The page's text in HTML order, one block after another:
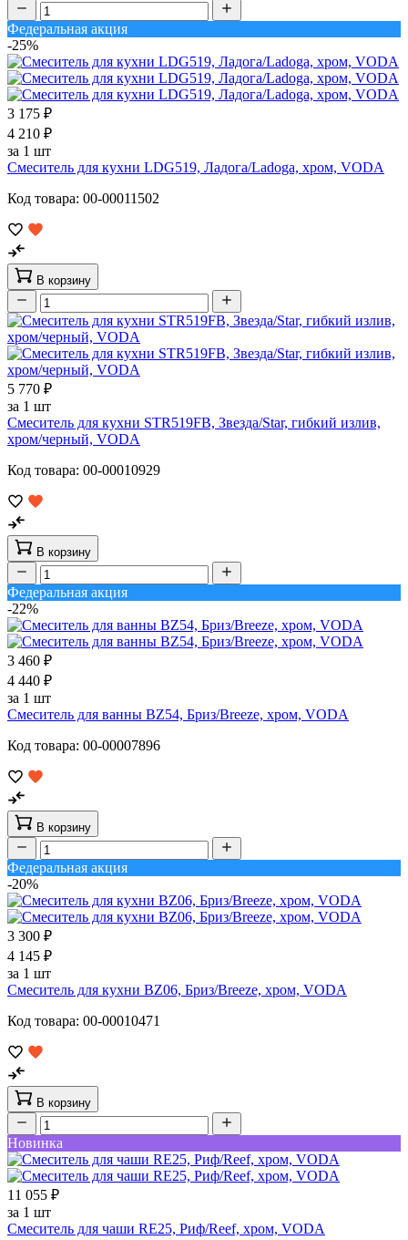
Федеральная акция
-25%
3 175 ₽
4 210 ₽
за 1 шт
Смеситель для кухни LDG519, Ладога/Ladoga, хром, VODA
Код товара: 00-00011502
В корзину
5 770 ₽
за 1 шт
Смеситель для кухни STR519FB, Звезда/Star, гибкий излив,
хром/черный, VODA
Код товара: 00-00010929
В корзину
Федеральная акция
-22%
3 460 ₽
4 440 ₽
за 1 шт
Смеситель для ванны BZ54, Бриз/Breeze, хром, VODA
Код товара: 00-00007896
В корзину
Федеральная акция
-20%
3 300 ₽
4 145 ₽
за 1 шт
Смеситель для кухни BZ06, Бриз/Breeze, хром, VODA
Код товара: 00-00010471
В корзину
Новинка
11 055 ₽
за 1 шт
Смеситель для чаши RE25, Риф/Reef, хром, VODA